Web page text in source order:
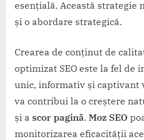
esențială. Această strategie
și o abordare strategică.
Crearea de conținut de
optimizat SEO este la fel de
unic, informativ și captivant
va contribui la o creștere
și a scor pagină. Moz SEO
monitorizarea eficacității